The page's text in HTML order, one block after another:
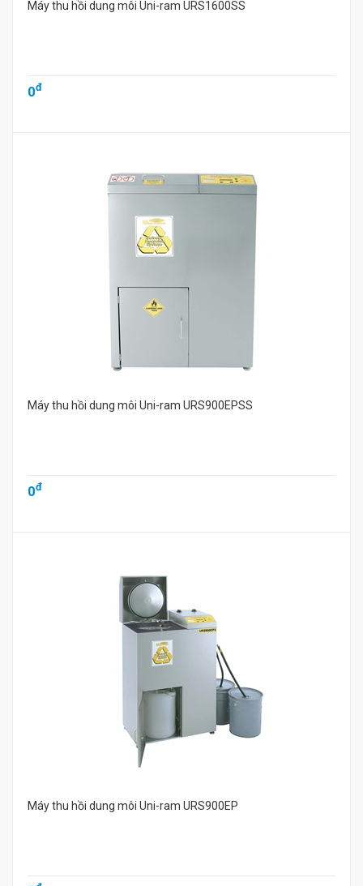
Máy thu hồi dung môi Uni-ram URS1600SS
0đ
Máy thu hồi dung môi Uni-ram URS900EPSS
0đ
Máy thu hồi dung môi Uni-ram URS900EP